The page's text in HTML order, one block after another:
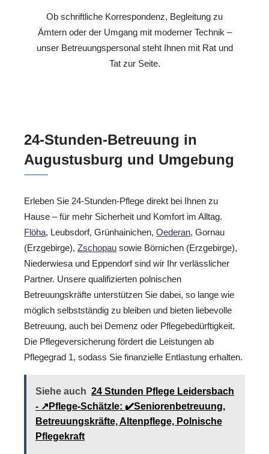
Ob schriftliche Korrespondenz, Begleitung zu
Ämtern oder der Umgang mit moderner Technik –
unser Betreuungspersonal steht Ihnen mit Rat und
Tat zur Seite.
24-Stunden-Betreuung in
Augustusburg und Umgebung
Erleben Sie 24-Stunden-Pflege direkt bei Ihnen zu
Hause – für mehr Sicherheit und Komfort im Alltag.
Flöha, Leubsdorf, Grünhainichen, Oederan, Gornau
(Erzgebirge), Zschopau sowie Börnichen (Erzgebirge),
Niederwiesa und Eppendorf sind wir Ihr verlässlicher
Partner. Unsere qualifizierten polnischen
Betreuungskräfte unterstützen Sie dabei, so lange wie
möglich selbstständig zu bleiben und bieten liebevolle
Betreuung, auch bei Demenz oder Pflegebedürftigkeit.
Die Pflegeversicherung fördert die Leistungen ab
Pflegegrad 1, sodass Sie finanzielle Entlastung erhalten.
Siehe auch 24 Stunden Pflege Leidersbach
- ↗️Pflege-Schätzle: ✔️Seniorenbetreuung,
Betreuungskräfte, Altenpflege, Polnische
Pflegekraft